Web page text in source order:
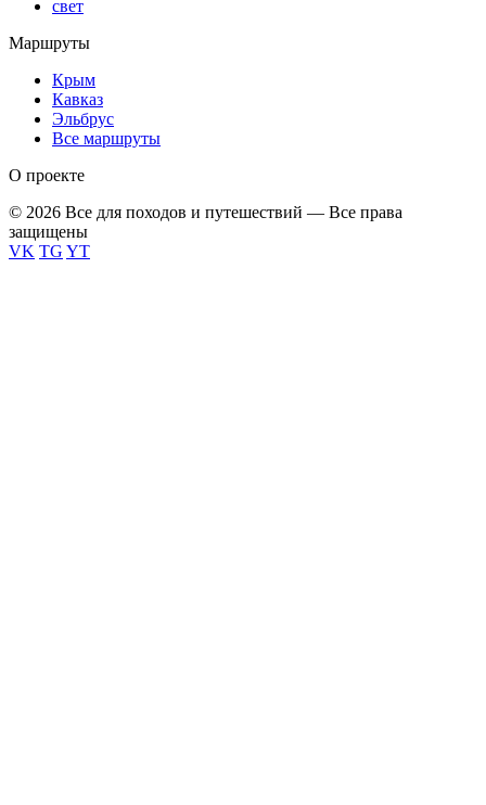
свет
Маршруты
Крым
Кавказ
Эльбрус
Все маршруты
О проекте
© 2026 Все для походов и путешествий — Все права
защищены
VK TG YT